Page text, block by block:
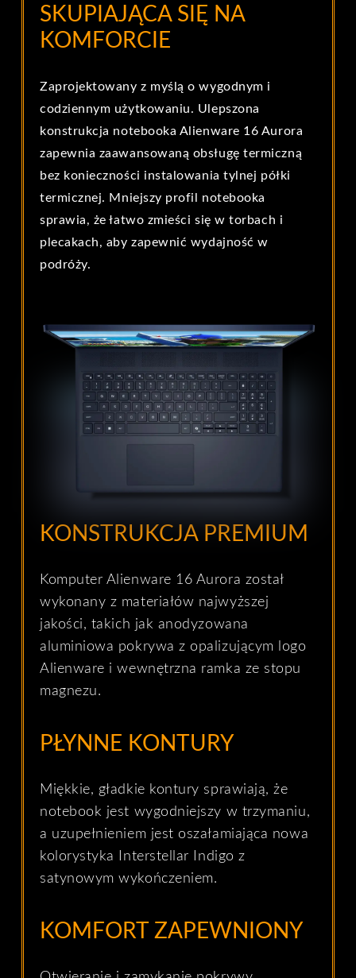
SKUPIAJĄCA SIĘ NA
KOMFORCIE
Zaprojektowany z myślą o wygodnym i
codziennym użytkowaniu. Ulepszona
konstrukcja notebooka Alienware 16 Aurora
zapewnia zaawansowaną obsługę termiczną
bez konieczności instalowania tylnej półki
termicznej. Mniejszy profil notebooka
sprawia, że łatwo zmieści się w torbach i
plecakach, aby zapewnić wydajność w
podróży.
KONSTRUKCJA PREMIUM
Komputer Alienware 16 Aurora został
wykonany z materiałów najwyższej
jakości, takich jak anodyzowana
aluminiowa pokrywa z opalizującym logo
Alienware i wewnętrzna ramka ze stopu
magnezu.
PŁYNNE KONTURY
Miękkie, gładkie kontury sprawiają, że
notebook jest wygodniejszy w trzymaniu,
a uzupełnieniem jest oszałamiająca nowa
kolorystyka Interstellar Indigo z
satynowym wykończeniem.
KOMFORT ZAPEWNIONY